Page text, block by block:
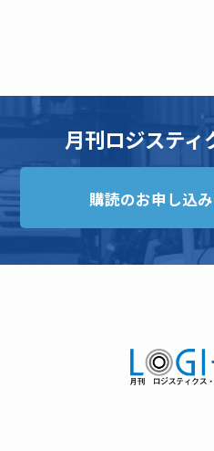
月刊ロジスティ
購読のお申し込